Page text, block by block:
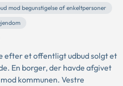
mod begunstigelse af enkeltpersoner
et offentligt udbud solgt et
En borger, der havde afgivet
kommunen. Vestre